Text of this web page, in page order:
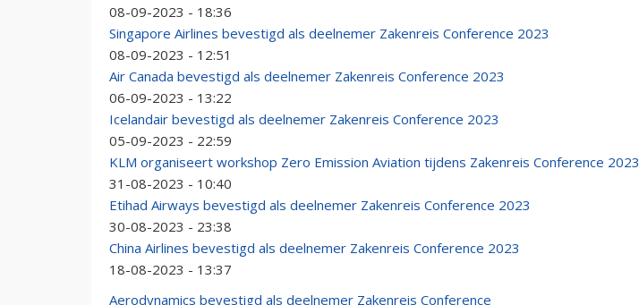
08-09-2023 - 18:36
Singapore Airlines bevestigd als deelnemer Zakenreis Conference 2023
08-09-2023 - 12:51
Air Canada bevestigd als deelnemer Zakenreis Conference 2023
06-09-2023 - 13:22
Icelandair bevestigd als deelnemer Zakenreis Conference 2023
05-09-2023 - 22:59
KLM organiseert workshop Zero Emission Aviation tijdens Zakenreis Conference 2023
31-08-2023 - 10:40
Etihad Airways bevestigd als deelnemer Zakenreis Conference 2023
30-08-2023 - 23:38
China Airlines bevestigd als deelnemer Zakenreis Conference 2023
18-08-2023 - 13:37
Aerodynamics bevestigd als deelnemer Zakenreis Conference